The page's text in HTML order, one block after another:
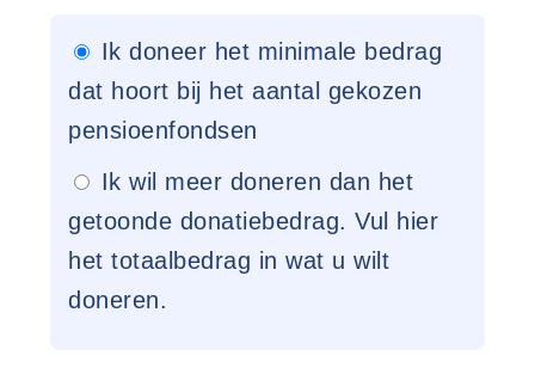
Ik doneer het minimale bedrag
dat hoort bij het aantal gekozen
pensioenfondsen
Ik wil meer doneren dan het
getoonde donatiebedrag. Vul hier
het totaalbedrag in wat u wilt
doneren.